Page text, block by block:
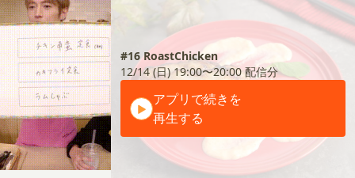
#16 RoastChicken
12/14 (日) 19:00〜20:00配信分
アプリで続きを
再生する